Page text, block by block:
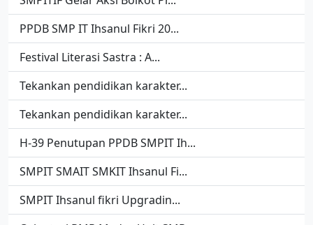
PPDB SMP IT Ihsanul Fikri 20...
Festival Literasi Sastra : A...
Tekankan pendidikan karakter...
Tekankan pendidikan karakter...
H-39 Penutupan PPDB SMPIT Ih...
SMPIT SMAIT SMKIT Ihsanul Fi...
SMPIT Ihsanul fikri Upgradin...